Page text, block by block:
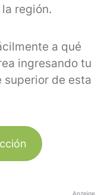
región.
a qué
ingresando tu
superior de esta
Anzeige